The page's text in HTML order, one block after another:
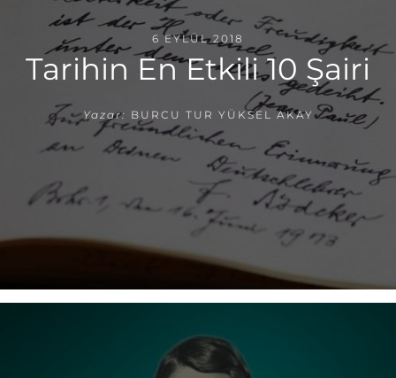
6 EYLÜL 2018
Tarihin En Etkili 10 Şairi
Yazar: BURCU TUR YÜKSEL AKAY